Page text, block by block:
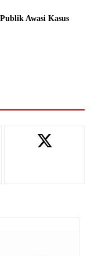
Awasi Kasus